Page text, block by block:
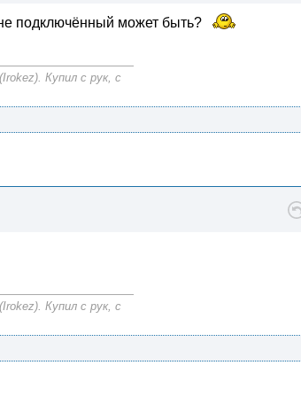
подключённый может быть?
Купил с рук, с
Купил с рук, с